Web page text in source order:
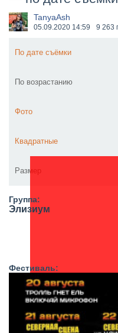
​Wacken Open Air
TanyaAsh
05.09.2020 14:59 9 263
По дате съёмки
По возрастанию
Фото
Квадратные
Размер
Группа:
Элизиум
Фестиваль: